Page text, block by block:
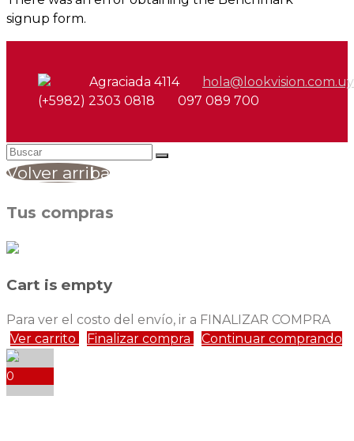
signup form.
Agraciada 4114
hola@lookvision.com.uy
(+5982) 2303 0818
097 089 700
Volver arriba
Tus compras
Cart is empty
Para ver el costo del envío, ir a FINALIZAR COMPRA
Ver carrito
Finalizar compra Continuar comprando
0